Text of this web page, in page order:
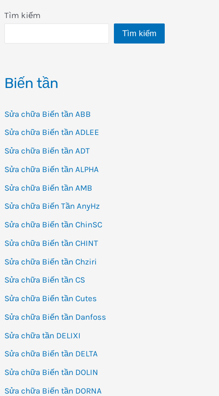
Tìm kiếm
Tìm kiếm
Biến tần
Sửa chữa Biến tần ABB
Sửa chữa Biến tần ADLEE
Sửa chữa Biến tần ADT
Sửa chữa Biến tần ALPHA
Sửa chữa Biến tần AMB
Sửa chữa Biến Tần AnyHz
Sửa chữa Biến tần ChinSC
Sửa chữa Biến tần CHINT
Sửa chữa Biến tần Chziri
Sửa chữa Biến tần CS
Sửa chữa Biến tần Cutes
Sửa chữa Biến tần Danfoss
Sửa chữa tần DELIXI
Sửa chữa Biến tần DELTA
Sửa chữa Biến tần DOLIN
Sửa chữa Biến tần DORNA